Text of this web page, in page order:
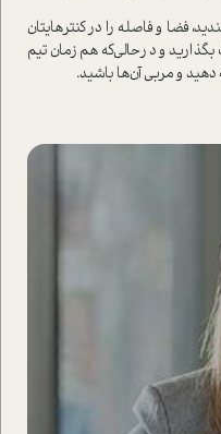
فضا و فاصله را در کنترهایتان
بگذارید و در‌حالی‌که هم‌زمان تیم
دهید و مربی آن‌ها باشید.